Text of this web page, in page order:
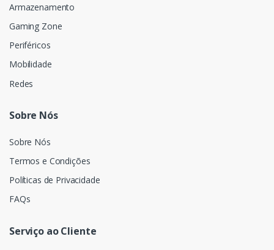
Armazenamento
Gaming Zone
Periféricos
Mobilidade
Redes
Sobre Nós
Sobre Nós
Termos e Condições
Políticas de Privacidade
FAQs
Serviço ao Cliente